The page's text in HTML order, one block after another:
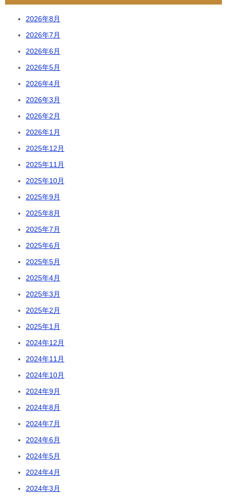
2026年8月
2026年7月
2026年6月
2026年5月
2026年4月
2026年3月
2026年2月
2026年1月
2025年12月
2025年11月
2025年10月
2025年9月
2025年8月
2025年7月
2025年6月
2025年5月
2025年4月
2025年3月
2025年2月
2025年1月
2024年12月
2024年11月
2024年10月
2024年9月
2024年8月
2024年7月
2024年6月
2024年5月
2024年4月
2024年3月